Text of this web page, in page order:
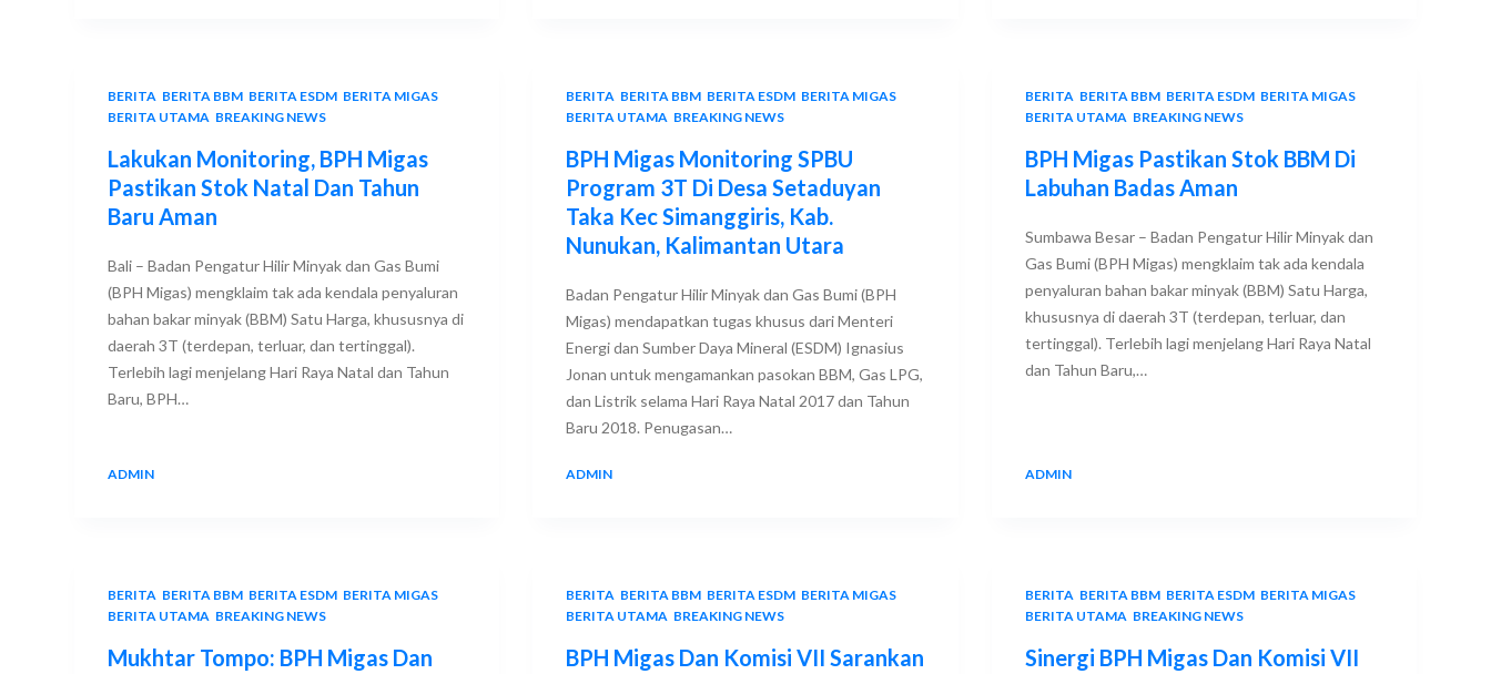
BERITA BERITA BBM BERITA ESDM BERITA MIGAS
BERITA UTAMA BREAKING NEWS
Lakukan Monitoring, BPH Migas
Pastikan Stok Natal Dan Tahun
Baru Aman
Bali – Badan Pengatur Hilir Minyak dan Gas Bumi
(BPH Migas) mengklaim tak ada kendala penyaluran
bahan bakar minyak (BBM) Satu Harga, khususnya di
daerah 3T (terdepan, terluar, dan tertinggal).
Terlebih lagi menjelang Hari Raya Natal dan Tahun
Baru, BPH…
ADMIN
BERITA BERITA BBM BERITA ESDM BERITA MIGAS
BERITA UTAMA BREAKING NEWS
BPH Migas Monitoring SPBU
Program 3T Di Desa Setaduyan
Taka Kec Simanggiris, Kab.
Nunukan, Kalimantan Utara
Badan Pengatur Hilir Minyak dan Gas Bumi (BPH
Migas) mendapatkan tugas khusus dari Menteri
Energi dan Sumber Daya Mineral (ESDM) Ignasius
Jonan untuk mengamankan pasokan BBM, Gas LPG,
dan Listrik selama Hari Raya Natal 2017 dan Tahun
Baru 2018. Penugasan…
ADMIN
BERITA, BERITA BBM, BERITA ESDM, BERITA MIGAS,
BERITA UTAMA, BREAKING NEWS
BPH Migas Pastikan Stok BBM Di
Labuhan Badas Aman
Sumbawa Besar – Badan Pengatur Hilir Minyak dan
Gas Bumi (BPH Migas) mengklaim tak ada kendala
penyaluran bahan bakar minyak (BBM) Satu Harga,
khususnya di daerah 3T (terdepan, terluar, dan
tertinggal). Terlebih lagi menjelang Hari Raya Natal
dan Tahun Baru,…
ADMIN
BERITA BERITA BBM BERITA ESDM BERITA MIGAS
BERITA UTAMA BREAKING NEWS
Mukhtar Tompo: BPH Migas Dan
BERITA BERITA BBM BERITA ESDM BERITA MIGAS
BERITA UTAMA BREAKING NEWS
BPH Migas Dan Komisi VII Sarankan
BERITA, BERITA BBM, BERITA ESDM, BERITA MIGAS,
BERITA UTAMA, BREAKING NEWS
Sinergi BPH Migas Dan Komisi VII